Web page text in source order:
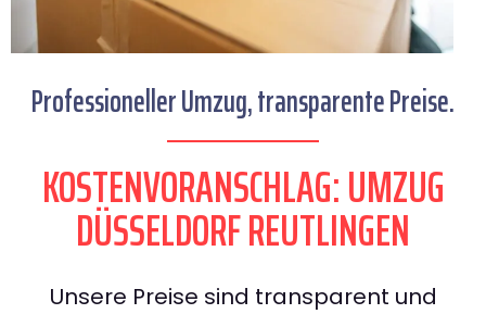
Professioneller Umzug, transparente Preise.
KOSTENVORANSCHLAG: UMZUG
DÜSSELDORF REUTLINGEN
Unsere Preise sind transparent und